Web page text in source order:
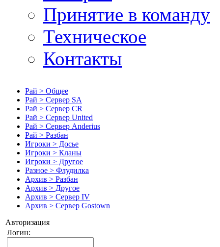
Принятие в команду
Техническое
Контакты
Рай > Общее
Рай > Сервер SA
Рай > Сервер CR
Рай > Сервер United
Рай > Сервер Anderius
Рай > Разбан
Игроки > Досье
Игроки > Кланы
Игроки > Другое
Разное > Флудилка
Архив > Разбан
Архив > Другое
Архив > Сервер IV
Архив > Сервер Gostown
Авторизация
Логин: